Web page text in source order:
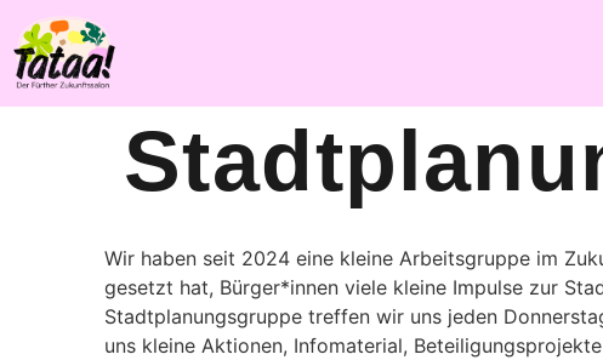
Wir haben seit 2024 eine kleine Arbeitsgruppe im
gesetzt hat, Bürger*innen viele kleine Impulse zur
Stadtplanungsgruppe treffen wir uns jeden
uns kleine Aktionen, Infomaterial,